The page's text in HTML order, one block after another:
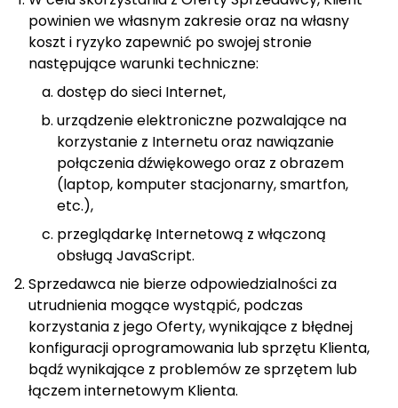
powinien we własnym zakresie oraz na własny
koszt i ryzyko zapewnić po swojej stronie
następujące warunki techniczne:
dostęp do sieci Internet,
urządzenie elektroniczne pozwalające na
korzystanie z Internetu oraz nawiązanie
połączenia dźwiękowego oraz z obrazem
(laptop, komputer stacjonarny, smartfon,
etc.),
przeglądarkę Internetową z włączoną
obsługą JavaScript.
Sprzedawca nie bierze odpowiedzialności za
utrudnienia mogące wystąpić, podczas
korzystania z jego Oferty, wynikające z błędnej
konfiguracji oprogramowania lub sprzętu Klienta,
bądź wynikające z problemów ze sprzętem lub
łączem internetowym Klienta.